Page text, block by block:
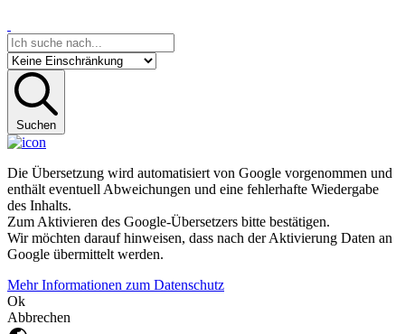
Suchen
Die Übersetzung wird automatisiert von Google vorgenommen und
enthält eventuell Abweichungen und eine fehlerhafte Wiedergabe
des Inhalts.
Zum Aktivieren des Google-Übersetzers bitte bestätigen.
Wir möchten darauf hinweisen, dass nach der Aktivierung Daten an
Google übermittelt werden.
Mehr Informationen zum Datenschutz
Ok
Abbrechen